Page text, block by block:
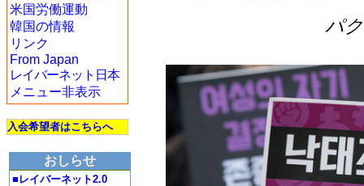
米国労働運動
韓国の情報
リンク
From Japan
レイバーネット日本
メニュー非表示
入会希望者はこちらへ
おしらせ
■レイバーネット2.0
パ